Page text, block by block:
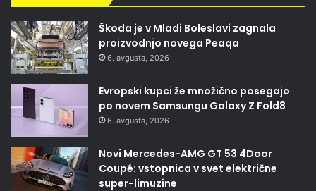
Škoda je v Mladi Boleslavi zagnala
proizvodnjo novega Peaqa
6. avgusta, 2026
Evropski kupci že množično posegajo
po novem Samsungu Galaxy Z Fold8
6. avgusta, 2026
Novi Mercedes-AMG GT 53 4Door
Coupé: vstopnica v svet električne
super-limuzine